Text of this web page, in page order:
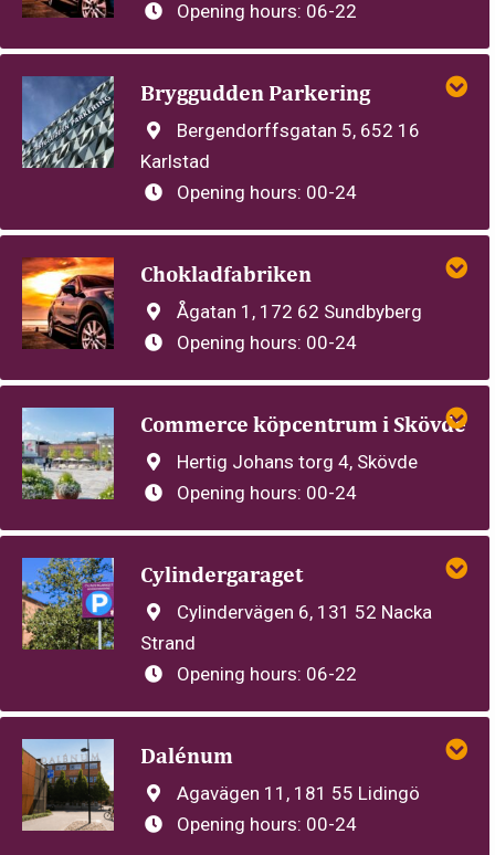
Opening hours: 06-22
Bryggudden Parkering
Bergendorffsgatan 5, 652 16
Karlstad
Opening hours: 00-24
Chokladfabriken
Ågatan 1, 172 62 Sundbyberg
Opening hours: 00-24
Commerce köpcentrum i Skövde
Hertig Johans torg 4, Skövde
Opening hours: 00-24
Cylindergaraget
Cylindervägen 6, 131 52 Nacka
Strand
Opening hours: 06-22
Dalénum
Agavägen 11, 181 55 Lidingö
Opening hours: 00-24